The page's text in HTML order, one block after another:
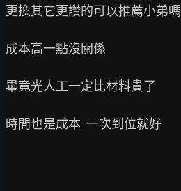
更換其它更讚的可以推薦小弟嗎
成本高一點沒關係
畢竟光人工一定比材料貴了
時間也是成本  一次到位就好